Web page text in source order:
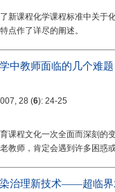
新课程化学课程标准中关于
点作了详尽的阐述。
中教师面临的几个难题
28 (6): 24-25
课程文化一次全面而深刻的
教师，肯定会遇到许多困惑
治理新技术——超临界